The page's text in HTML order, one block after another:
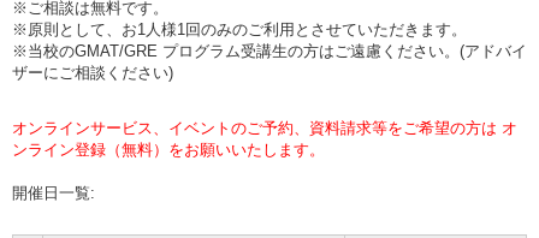
※ご相談は無料です。
※原則として、お1人様1回のみのご利用とさせていただきます。
※当校のGMAT/GRE プログラム受講生の方はご遠慮ください。(アドバイ
ザーにご相談ください)
オンラインサービス、イベントのご予約、資料請求等をご希望の方は オ
ンライン登録（無料）をお願いいたします。
開催日一覧: